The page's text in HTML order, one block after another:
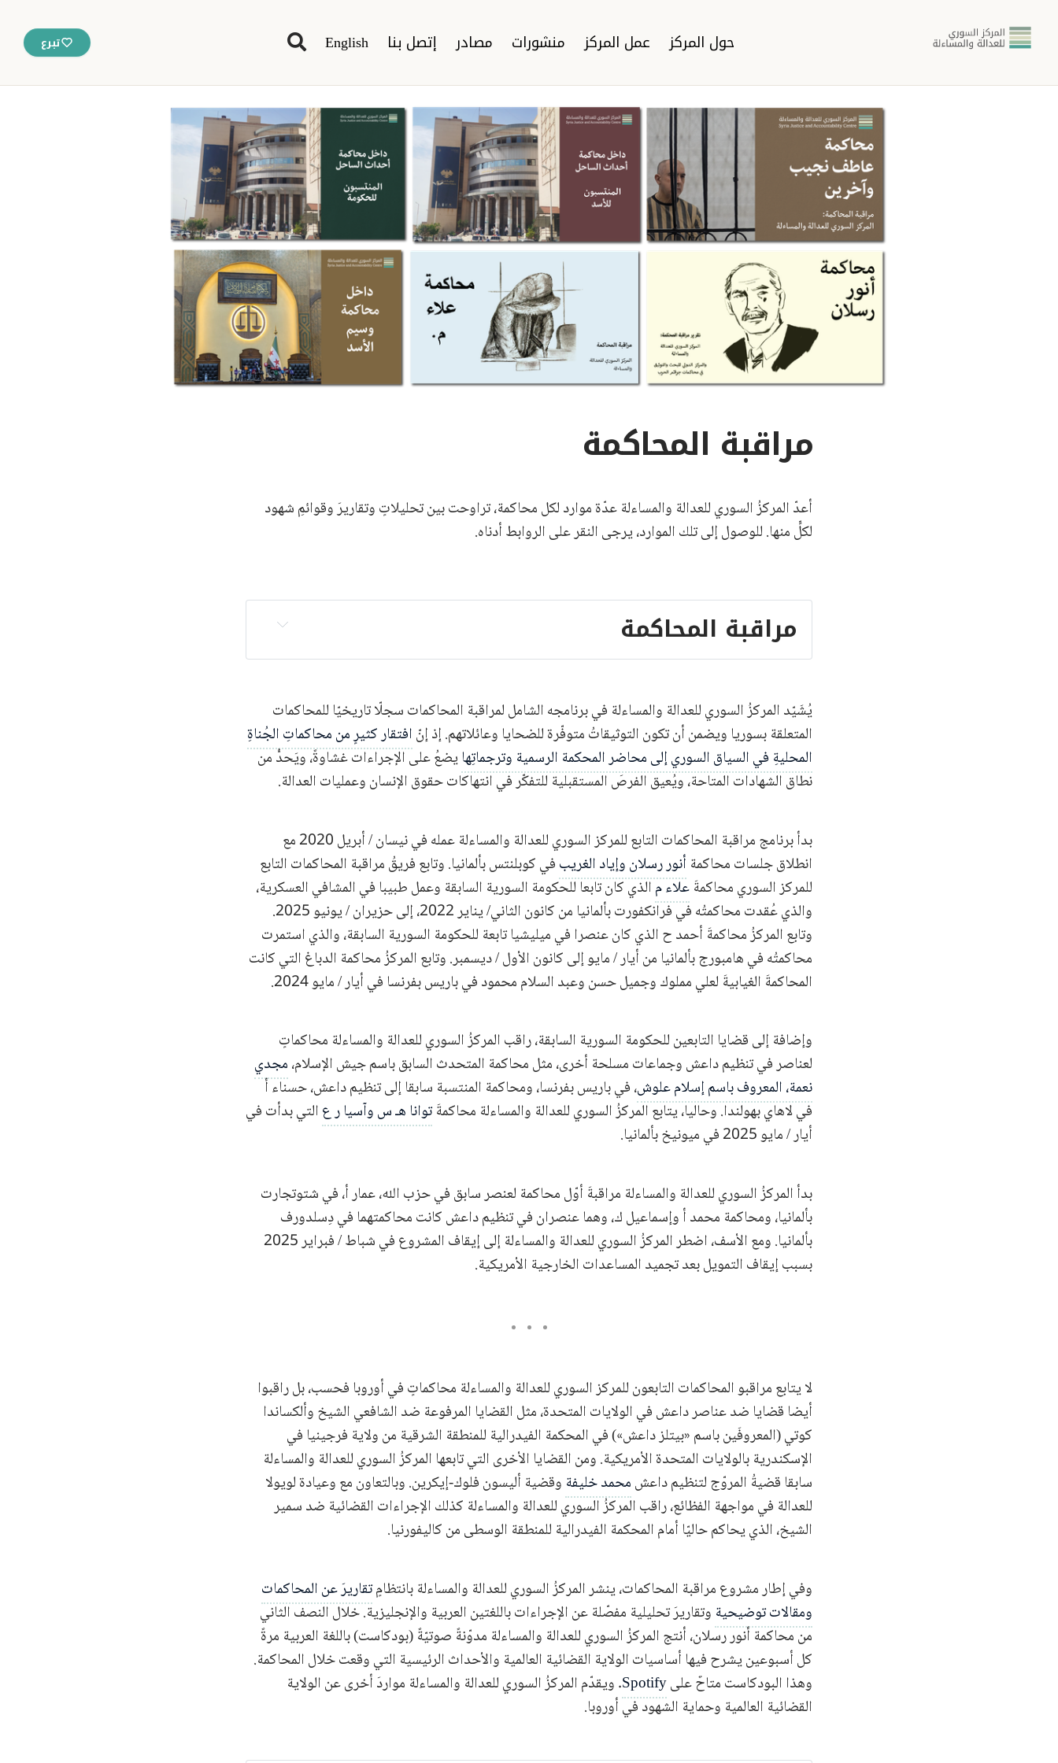
حول المركز عمل المركز منشورات مصادر إتصل بنا English تبرع
مراقبة المحاكمة
أعدّ المركزُ السوري للعدالة والمساءلة عدّة موارد لكل محاكمة، تراوحت بين تحليلاتٍ وتقاريرَ وقوائمِ شهود
لكلٍّ منها. للوصول إلى تلك الموارد، يرجى النقر على الروابط أدناه.
مراقبة المحاكمة
أحمد حسون
عاطف نجيب
وسيم الأسد
داخل محاكمة أحداث الساحل
محمود س
محاكمة لافارج
مزيّك ضد الجمهورية العربية السورية
توانا ح. ش. وآسيا ر. ع.
مجدي ن. المعروف باسم إسلام علّوش
علي مملوك وجميل حسن وعبد السلام محمود
سمير الشيخ
حسناء أ
أحمد ح
محمد أ وإسماعيل ك
علاء م
أنور ر وإياد الغريب
يُشَيّد المركزُ السوري للعدالة والمساءلة في برنامجه الشامل لمراقبة المحاكمات سجلّا تاريخيّا للمحاكمات
المتعلقة بسوريا ويضمن أن تكون التوثيقاتُ متوفّرة للضحايا وعائلاتهم. إذ إنّافتقار كثيرٍ من محاكماتِ الجُناةِ
المحليةِ في السياق السوري إلى محاضر المحكمة الرسمية وترجماتِهايضعُ على الإجراءات غشاوةً، ويَحدُّ من
نطاق الشهادات المتاحة، ويُعيق الفرصَ المستقبلية للتفكّر في انتهاكات حقوق الإنسان وعمليات العدالة.
بدأ برنامج مراقبة المحاكمات التابع للمركز السوري للعدالة والمساءلة عمله في نيسان / أبريل 2020 مع
انطلاق جلسات محاكمة أنور رسلان وإياد الغريبفي كوبلنتس بألمانيا. وتابع فريقُ مراقبة المحاكمات التابع
للمركز السوري محاكمةَعلاء مالذي كان تابعا للحكومة السورية السابقة وعمل طبيبا في المشافي العسكرية،
والذي عُقدت محاكمتُه في فرانكفورت بألمانيا من كانون الثاني/ يناير 2022، إلى حزيران / يونيو 2025.
وتابع المركزُ محاكمةَ أحمد ح الذي كان عنصرا في ميليشيا تابعة للحكومة السورية السابقة، والذي استمرت
محاكمتُه في هامبورج بألمانيا من أيار / مايو إلى كانون الأول / ديسمبر. وتابع المركزُ محاكمة الدباغ التي كانت
المحاكمةَ الغيابيةَ لعلي مملوك وجميل حسن وعبد السلام محمود في باريس بفرنسا في أيار / مايو 2024.
وإضافة إلى قضايا التابعين للحكومة السورية السابقة، راقب المركزُ السوري للعدالة والمساءلة محاكماتٍ
لعناصر في تنظيم داعش وجماعات مسلحة أخرى، مثل محاكمة المتحدث السابق باسم جيش الإسلام،مجدي
نعمة، المعروف باسم إسلام علوش، في باريس بفرنسا، ومحاكمة المنتسبة سابقا إلى تنظيم داعش، حسناء أ
في لاهاي بهولندا. وحاليا، يتابع المركزُ السوري للعدالة والمساءلة محاكمةَتوانا هـ س وآسيا ر عالتي بدأت في
أيار / مايو 2025 في ميونيخ بألمانيا.
بدأ المركزُ السوري للعدالة والمساءلة مراقبةَ أوّل محاكمة لعنصر سابق في حزب الله، عمار أ، في شتوتجارت
بألمانيا، ومحاكمة محمد أ وإسماعيل ك، وهما عنصران في تنظيم داعش كانت محاكمتهما في دِسلدورف
بألمانيا. ومع الأسف، اضطر المركزُ السوري للعدالة والمساءلة إلى إيقاف المشروع في شباط / فبراير 2025
بسبب إيقاف التمويل بعد تجميد المساعدات الخارجية الأمريكية.
لا يتابع مراقبو المحاكمات التابعون للمركز السوري للعدالة والمساءلة محاكماتٍ في أوروبا فحسب، بل راقبوا
أيضا قضايا ضد عناصر داعش في الولايات المتحدة، مثل القضايا المرفوعة ضد الشافعي الشيخ وألكساندا
كوتي (المعروفَين باسم «بيتلز داعش») في المحكمة الفيدرالية للمنطقة الشرقية من ولاية فرجينيا في
الإسكندرية بالولايات المتحدة الأمريكية. ومن القضايا الأخرى التي تابعها المركزُ السوري للعدالة والمساءلة
سابقا قضيةُ المروّج لتنظيم داعشمحمد خليفة وقضية أليسون فلوك-إيكرين. وبالتعاون مع وعيادة لويولا
للعدالة في مواجهة الفظائع، راقب المركزُ السوري للعدالة والمساءلة كذلك الإجراءات القضائية ضد سمير
الشيخ، الذي يحاكم حاليّا أمام المحكمة الفيدرالية للمنطقة الوسطى من كاليفورنيا.
وفي إطار مشروع مراقبة المحاكمات، ينشر المركزُ السوري للعدالة والمساءلة بانتظامٍتقاريرَ عن المحاكمات
ومقالات توضيحية وتقاريرَ تحليلية مفصّلة عن الإجراءات باللغتين العربية والإنجليزية. خلال النصف الثاني
من محاكمة أنور رسلان، أنتج المركزُ السوري للعدالة والمساءلة مدوّنةً صوتيّةً (بودكاست) باللغة العربية مرةً
كل أسبوعين يشرح فيها أساسيات الولاية القضائية العالمية والأحداث الرئيسية التي وقعت خلال المحاكمة.
وهذا البودكاست متاحٌ علىSpotify. ويقدّم المركزُ السوري للعدالة والمساءلة مواردَ أخرى عن الولاية
القضائية العالمية وحماية الشهود في أوروبا.